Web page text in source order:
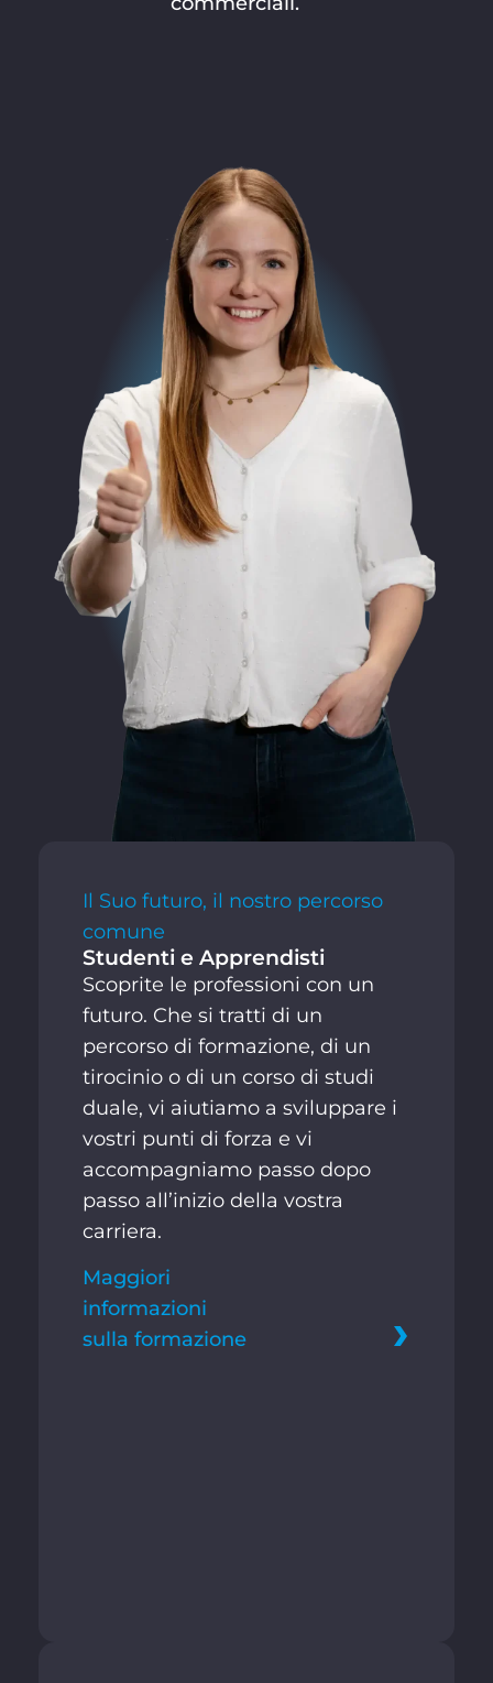
Il Suo futuro, il nostro percorso
comune
Studenti e Apprendisti
Scoprite le professioni con un
futuro. Che si tratti di un
percorso di formazione, di un
tirocinio o di un corso di studi
duale, vi aiutiamo a sviluppare i
vostri punti di forza e vi
accompagniamo passo dopo
passo all’inizio della vostra
carriera.
Maggiori
informazioni
sulla formazione